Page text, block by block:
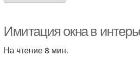
Имитация окна в
На чтение 8 мин.